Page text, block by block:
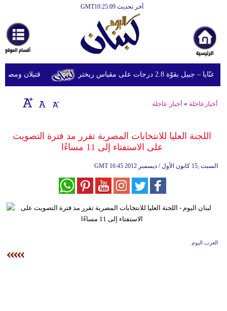
آخر تحديث GMT10:25:09
أخبارعاجلة
رياضة
ثقافة
إقتصاد
وموسيقى
ديكور
قتيلان ومصابون جراء 14 غارة إسرائيلية على 2.8 درجات على مقياس ريختر
أخبارعاجلة » أخبار عاجلة
اللجنة العليا للانتخابات المصرية تقرر مد فترة التصويت
على الاستفتاء إلى 11 مساءًا
GMT 16:45 2012 السبت ,15 كانون الأول / ديسمبر
العرب اليوم